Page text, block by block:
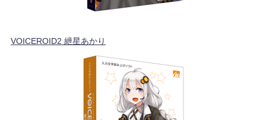
VOICEROID2 紲星あかり